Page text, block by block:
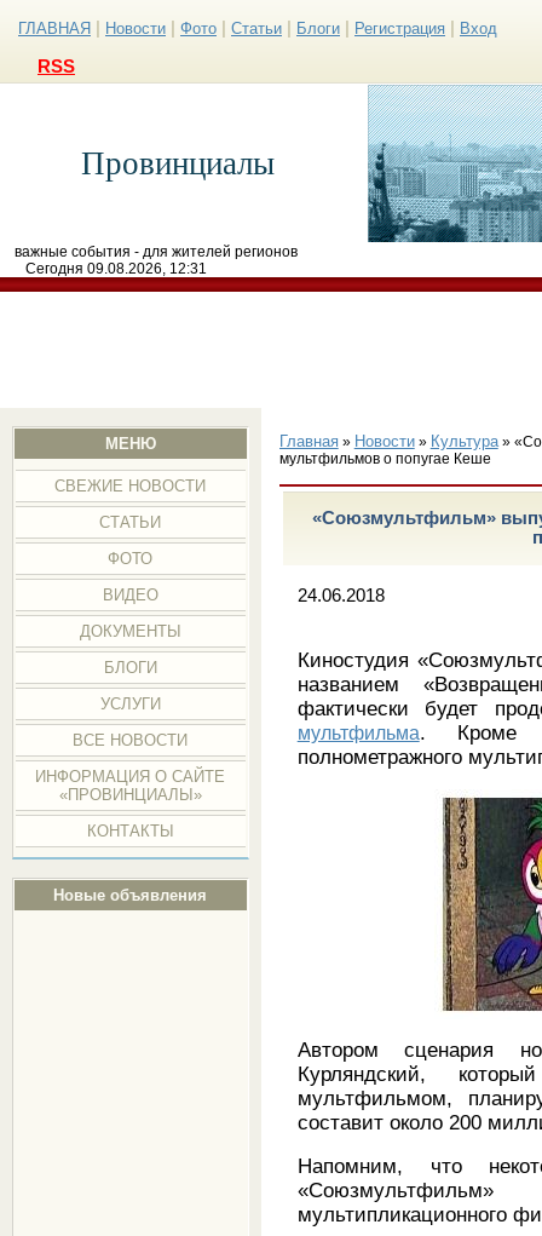
ГЛАВНАЯ Новости Фото Статьи Блоги Регистрация Вход
RSS
Провинциалы
важные события - для жителей регионов
Сегодня 09.08.2026, 12:31
МЕНЮ
СВЕЖИЕ НОВОСТИ
СТАТЬИ
ФОТО
ВИДЕО
ДОКУМЕНТЫ
БЛОГИ
УСЛУГИ
ВСЕ НОВОСТИ
ИНФОРМАЦИЯ О САЙТЕ
«ПРОВИНЦИАЛЫ»
КОНТАКТЫ
Новые объявления
Главная» Новости» Культура»
мультфильмов о попугае Кеше
«Союзмультфильм»
24.06.2018
Киностудия
названием
фактически будет
мультфильма. Кроме
полнометражного
Автором сценария
Курляндский,
мультфильмом,
составит около 200
Напомним, что
мультипликационного